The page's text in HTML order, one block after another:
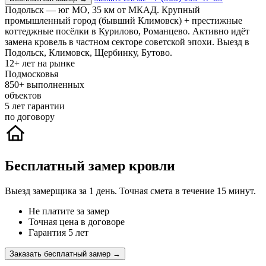
Подольск — юг МО, 35 км от МКАД. Крупный
промышленный город (бывший Климовск) + престижные
коттеджные посёлки в Курилово, Романцево. Активно идёт
замена кровель в частном секторе советской эпохи. Выезд в
Подольск, Климовск, Щербинку, Бутово.
12+ лет на рынке
Подмосковья
850+ выполненных
объектов
5 лет гарантии
по договору
Бесплатный замер кровли
Выезд замерщика за 1 день. Точная смета в течение 15 минут.
Не платите за замер
Точная цена в договоре
Гарантия 5 лет
Заказать бесплатный замер →